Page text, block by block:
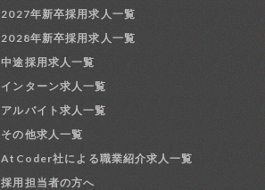
2027年新卒採用求人一覧
2028年新卒採用求人一覧
中途採用求人一覧
インターン求人一覧
アルバイト求人一覧
その他求人一覧
AtCoder社による職業紹介求人一覧
採用担当者の方へ